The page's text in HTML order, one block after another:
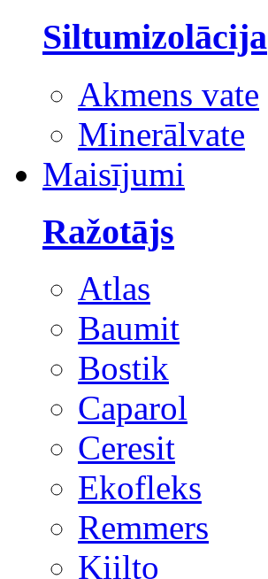
Siltumizolācija
Akmens vate
Minerālvate
Maisījumi
Ražotājs
Atlas
Baumit
Bostik
Caparol
Ceresit
Ekofleks
Remmers
Kiilto